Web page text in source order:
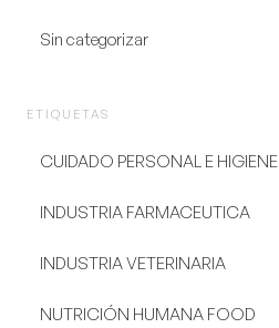
Sin categorizar
ETIQUETAS
CUIDADO PERSONAL E HIGIENE
INDUSTRIA FARMACEUTICA
INDUSTRIA VETERINARIA
NUTRICIÓN HUMANA FOOD